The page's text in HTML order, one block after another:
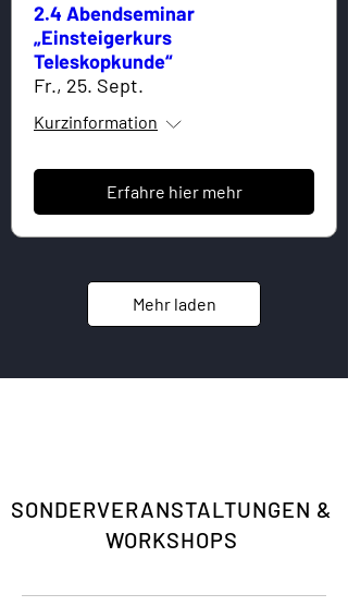
2.4 Abendseminar
„Einsteigerkurs
Teleskopkunde“
Fr., 25. Sept.
Kurzinformation
Erfahre hier mehr
Mehr laden
SONDERVERANSTALTUNGEN &
WORKSHOPS